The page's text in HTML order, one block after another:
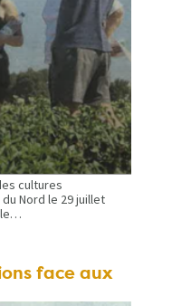
cultures
Nord le 29 juillet
face aux